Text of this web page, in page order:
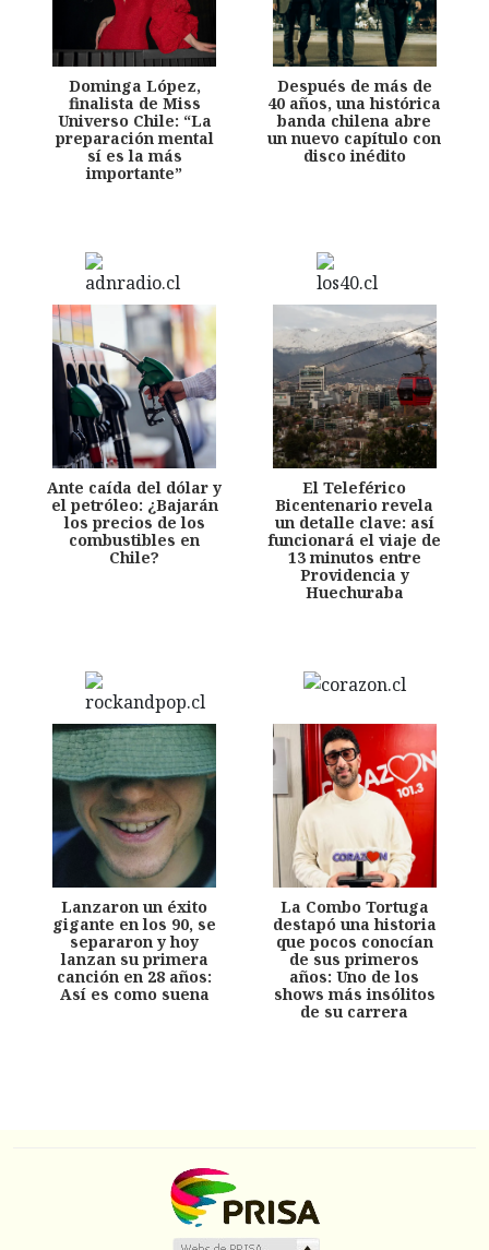
Dominga López,
finalista de Miss
Universo Chile: “La
preparación mental
sí es la más
importante”
Después de más de
40 años, una histórica
banda chilena abre
un nuevo capítulo con
disco inédito
Ante caída del dólar y
el petróleo: ¿Bajarán
los precios de los
combustibles en
Chile?
El Teleférico
Bicentenario revela
un detalle clave: así
funcionará el viaje de
13 minutos entre
Providencia y
Huechuraba
Lanzaron un éxito
gigante en los 90, se
separaron y hoy
lanzan su primera
canción en 28 años:
Así es como suena
La Combo Tortuga
destapó una historia
que pocos conocían
de sus primeros
años: Uno de los
shows más insólitos
de su carrera